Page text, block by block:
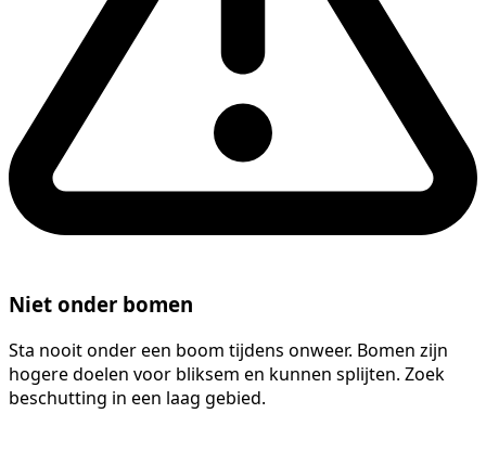
Niet onder bomen
Sta nooit onder een boom tijdens onweer. Bomen zijn
hogere doelen voor bliksem en kunnen splijten. Zoek
beschutting in een laag gebied.